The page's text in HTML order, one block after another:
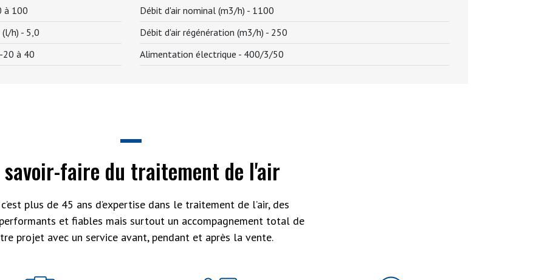
à 100 Débit d'air nominal (m3/h) - 1100
(l/h) - 5,0 Débit d'air régénération (m3/h) - 250
-20 à 40 Alimentation électrique - 400/3/50
savoir-faire du traitement de l'air
c’est plus de 45 ans d’expertise dans le traitement de l’air, des
et fiables mais surtout un accompagnement total de
projet avec un service avant, pendant et après la vente.